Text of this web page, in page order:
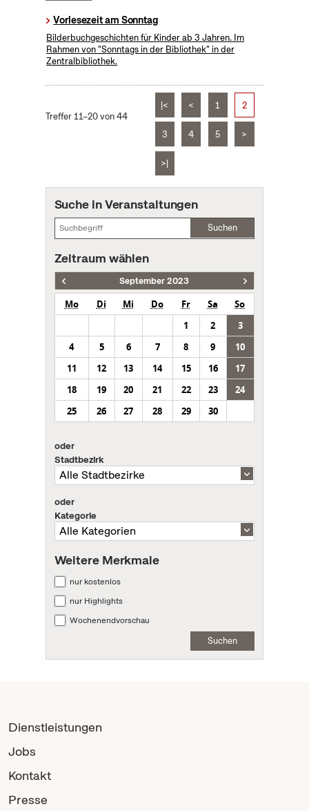
Vorlesezeit am Sonntag
Bilderbuchgeschichten für Kinder ab 3 Jahren. Im
Rahmen von "Sonntags in der Bibliothek" in der
Zentralbibliothek.
Treffer 11–20 von 44
|< < 1 2
3 4 5 >
>|
Suche in Veranstaltungen
Suchen
Zeitraum wählen
September 2023
Mo Di Mi Do Fr Sa
So
1
2
3
4
5 6 7 8 9
10
11
12 13 14 15 16
17
18
19 20 21 22 23
24
25
26 27 28 29 30
oder
Stadtbezirk
oder
Kategorie
Weitere Merkmale
nur kostenlos
nur Highlights
Wochenendvorschau
Suchen
Dienstleistungen
Jobs
Kontakt
Presse